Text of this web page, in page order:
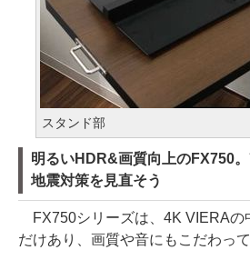
スタンド部
明るいHDR&画質向上のFX750
地震対策を見直そう
FX750シリーズは、4K VIERAの
だけあり、画質や音にもこだわって